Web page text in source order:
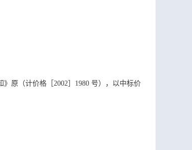
原（计价格［2002］1980 号），以中标价